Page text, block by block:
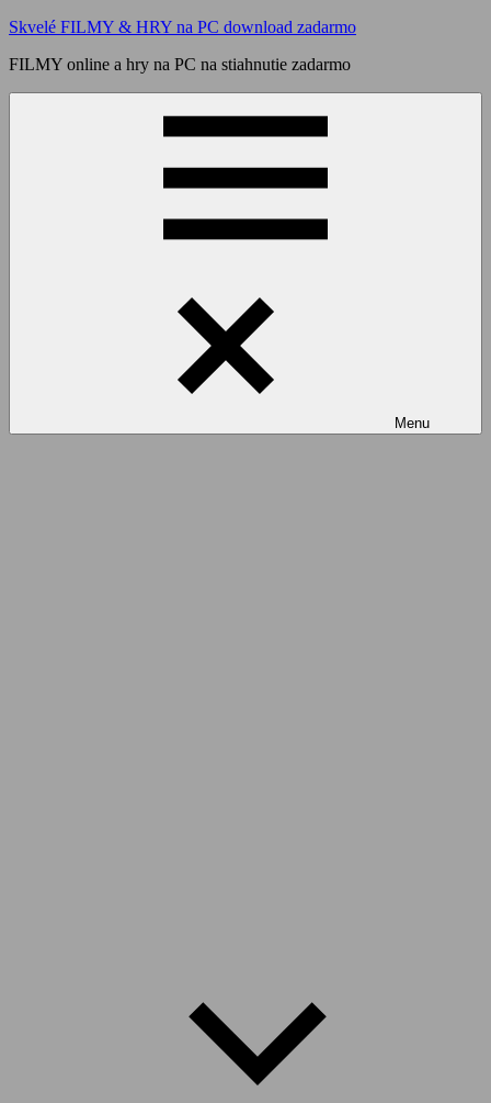
Skip
content
Skvelé FILMY & HRY na PC download zadarmo
FILMY online a hry na PC na stiahnutie zadarmo
Menu